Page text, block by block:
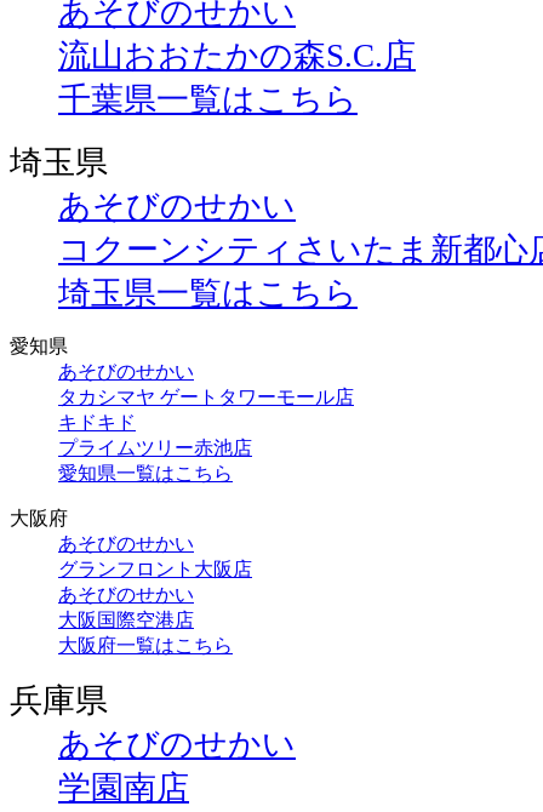
あそびのせかい
流山おおたかの森S.C.店
千葉県一覧はこちら
埼玉県
あそびのせかい
コクーンシティさいたま新都心
埼玉県一覧はこちら
愛知県
あそびのせかい
タカシマヤ ゲートタワーモール店
キドキド
プライムツリー赤池店
愛知県一覧はこちら
大阪府
あそびのせかい
グランフロント大阪店
あそびのせかい
大阪国際空港店
大阪府一覧はこちら
兵庫県
あそびのせかい
学園南店